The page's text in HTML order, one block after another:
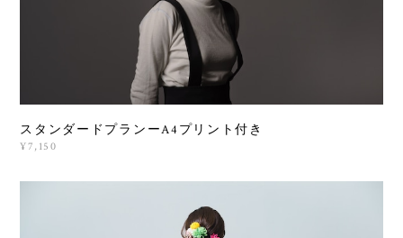
スタンダードプランーA4プリント付き
¥7,150